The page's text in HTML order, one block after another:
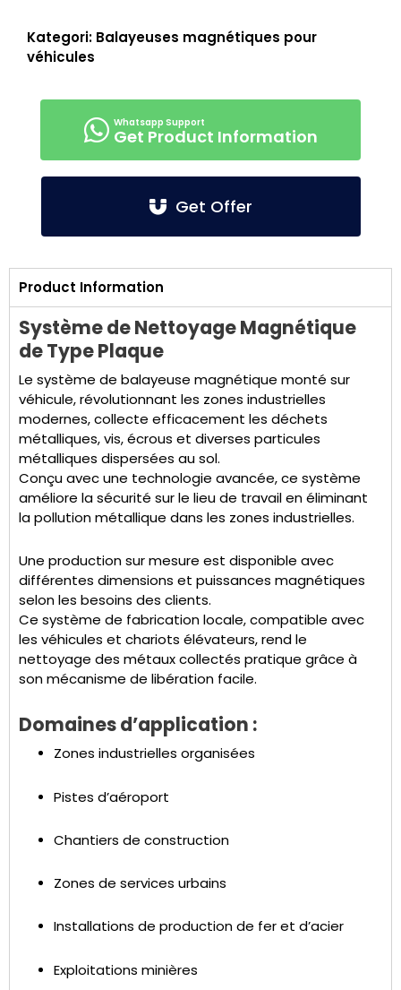
Kategori: Balayeuses magnétiques pour
véhicules
Get Product Information
Get Offer
Product Information
Système de Nettoyage Magnétique
de Type Plaque
Le système de balayeuse magnétique monté sur
véhicule, révolutionnant les zones industrielles
modernes, collecte efficacement les déchets
métalliques, vis, écrous et diverses particules
métalliques dispersées au sol.
Conçu avec une technologie avancée, ce système
améliore la sécurité sur le lieu de travail en éliminant
la pollution métallique dans les zones industrielles.
Une production sur mesure est disponible avec
différentes dimensions et puissances magnétiques
selon les besoins des clients.
Ce système de fabrication locale, compatible avec
les véhicules et chariots élévateurs, rend le
nettoyage des métaux collectés pratique grâce à
son mécanisme de libération facile.
Domaines d’application :
Zones industrielles organisées
Pistes d’aéroport
Chantiers de construction
Zones de services urbains
Installations de production de fer et d’acier
Exploitations minières